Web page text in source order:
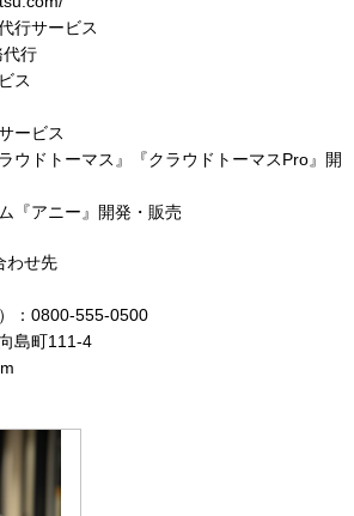
行サービス
代行
ス
ービス
ウドトーマス』『クラウドトーマスPro』開
『アニー』開発・販売
わせ先
：0800-555-0500
島町111-4